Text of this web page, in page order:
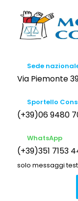
Sede
Via Piemonte
Sportello
(+39)06 9480
WhatsApp
(+39)351 7153
solo messaggi